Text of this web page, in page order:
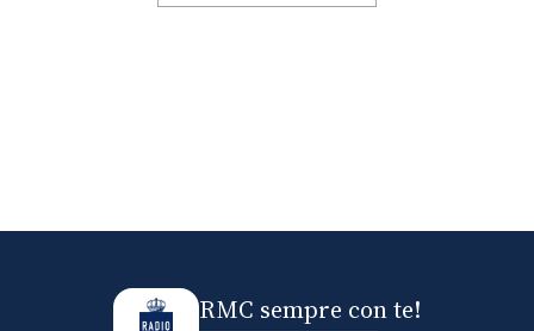
RMC sempre con te!